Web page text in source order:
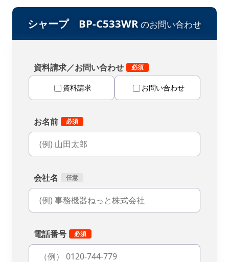
シャープ BP-C533WR のお問い合わせ
資料請求／お問い合わせ
資料請求 お問い合わせ
お名前
会社名
電話番号